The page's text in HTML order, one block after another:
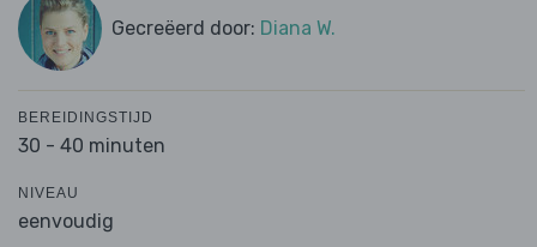
Gecreëerd door: Diana W.
BEREIDINGSTIJD
30 - 40 minuten
NIVEAU
eenvoudig